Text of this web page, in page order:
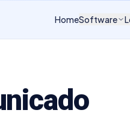
HomeSoftware